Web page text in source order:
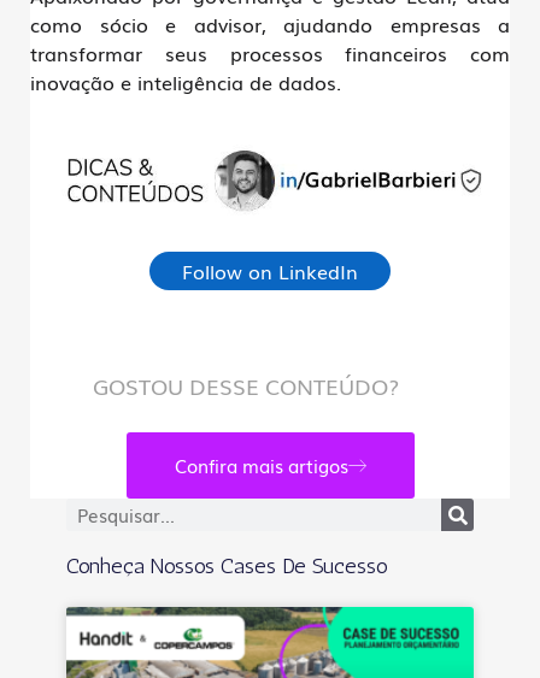
como sócio e advisor, ajudando empresas a
transformar seus processos financeiros com
inovação e inteligência de dados.
Follow on LinkedIn
GOSTOU DESSE CONTEÚDO?
Confira mais artigos
Conheça Nossos Cases De Sucesso